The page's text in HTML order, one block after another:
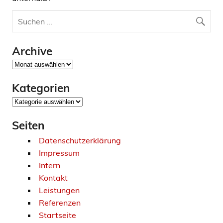
Archive
Archive
Kategorien
Kategorien
Seiten
Datenschutzerklärung
Impressum
Intern
Kontakt
Leistungen
Referenzen
Startseite